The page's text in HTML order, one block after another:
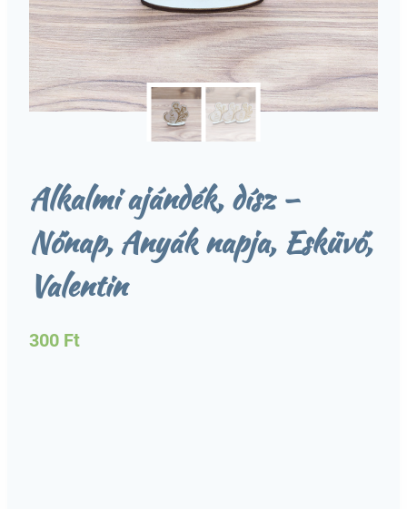
Alkalmi ajándék, dísz –
Nőnap, Anyák napja, Esküvő,
Valentin
300 Ft